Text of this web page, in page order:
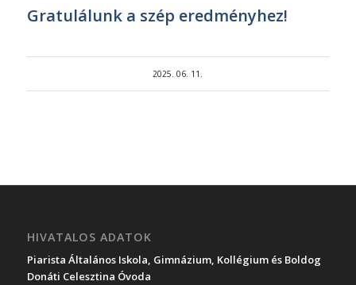
Gratulálunk a szép eredményhez!
2025. 06. 11.
HIVATALOS ADATOK
Piarista Általános Iskola, Gimnázium, Kollégium és Boldog
Donáti Celesztina Óvoda